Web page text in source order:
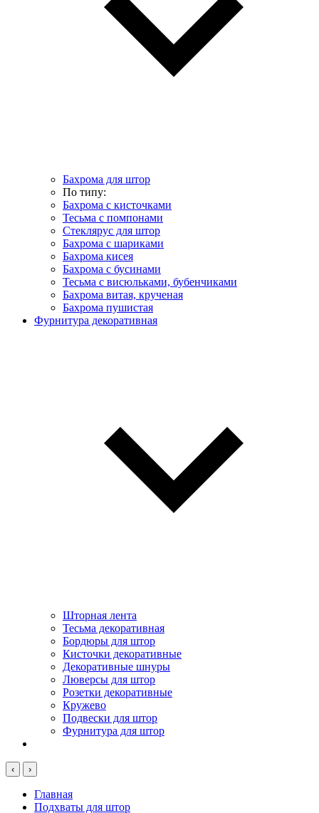
Бахрома для штор
По типу:
Бахрома с кисточками
Тесьма с помпонами
Стеклярус для штор
Бахрома с шариками
Бахрома кисея
Бахрома с бусинами
Тесьма с висюльками, бубенчиками
Бахрома витая, крученая
Бахрома пушистая
Фурнитура декоративная
Шторная лента
Тесьма декоративная
Бордюры для штор
Кисточки декоративные
Декоративные шнуры
Люверсы для штор
Розетки декоративные
Кружево
Подвески для штор
Фурнитура для штор
‹ ›
Главная
Подхваты для штор